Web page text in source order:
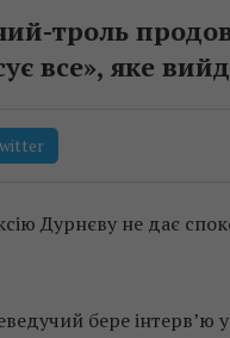
троль
все», яке
Дурнєву не дає
бере